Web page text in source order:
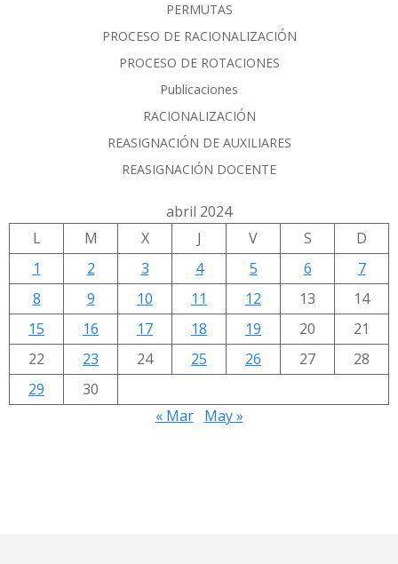
PERMUTAS
PROCESO DE RACIONALIZACIÓN
PROCESO DE ROTACIONES
Publicaciones
RACIONALIZACIÓN
REASIGNACIÓN DE AUXILIARES
REASIGNACIÓN DOCENTE
abril 2024
L
M X J V S
D
1
2 3 4 5 6
7
8
9 10 11 12 13
14
15
16 17 18 19 20
21
22
23 24 25 26 27
28
29
30
« Mar
May »